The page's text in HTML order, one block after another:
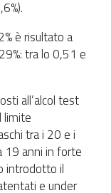
è risultato a
tra lo 0,51 e
all’alcol test
limite
tra i 20 e i
19 anni in forte
introdotto il
e under